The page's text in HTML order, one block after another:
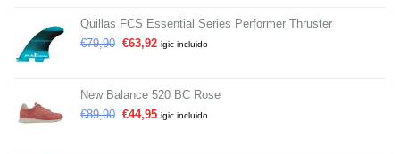
Quillas FCS Essential Series Performer Thruster
€79,90 €63,92 igic incluido
New Balance 520 BC Rose
€89,90 €44,95 igic incluido